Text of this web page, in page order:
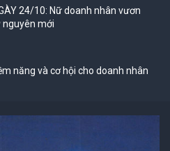
24/10: Nữ doanh nhân vươn
mới
năng và cơ hội cho doanh nhân